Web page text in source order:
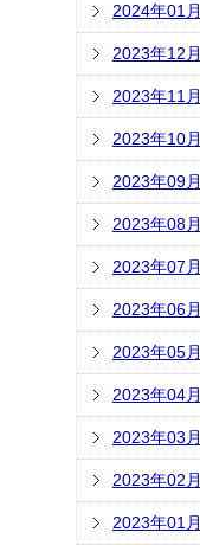
2024年01月
2023年12月
2023年11月
2023年10月
2023年09月
2023年08月
2023年07月
2023年06月
2023年05月
2023年04月
2023年03月
2023年02月
2023年01月